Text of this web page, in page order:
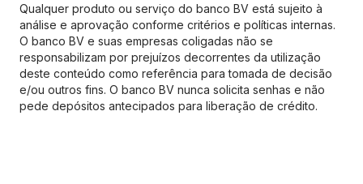
Qualquer produto ou serviço do banco BV está sujeito à
análise e aprovação conforme critérios e políticas internas.
O banco BV e suas empresas coligadas não se
responsabilizam por prejuízos decorrentes da utilização
deste conteúdo como referência para tomada de decisão
e/ou outros fins. O banco BV nunca solicita senhas e não
pede depósitos antecipados para liberação de crédito.